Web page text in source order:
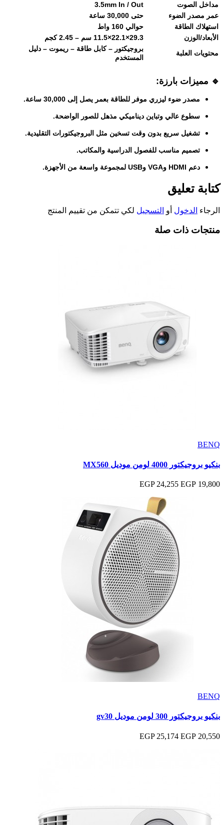
مداخل الصوت
3.5mm In / Out
عمر مصدر الضوء
حتى 30,000 ساعة
استهلاك الطاقة
حوالي 160 واط
الأبعاد/الوزن
29.3×22.1×11.5 سم – 2.45 كجم
محتويات العلبة
بروجيكتور – كابل طاقة – ريموت – دليل
المستخدم
🔹 مميزات بارزة:
مصدر ضوء ليزري موفر للطاقة بعمر يصل إلى 30,000 ساعة.
سطوع عالي وتباين ديناميكي مذهل للصور الواضحة.
تشغيل سريع بدون وقت تسخين مثل البروجيكتورات التقليدية.
تصميم مناسب للفصول الدراسية والمكاتب.
دعم HDMI وVGA وUSB لمجموعة واسعة من الأجهزة.
كتابة تعليق
الرجاء الدخول أو التسجيل لكي تتمكن من تقييم المنتج
منتجات ذات صلة
BENQ
بنكيو بروجيكتور 4000 لومن موديل MX560
19,800 EGP
24,255 EGP
BENQ
بنكيو بروجيكتور 300 لومن موديل gv30
20,550 EGP
25,174 EGP